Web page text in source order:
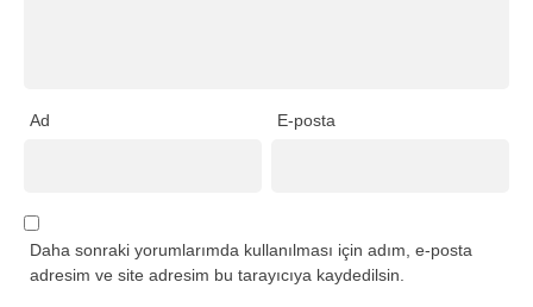
Ad E-posta
Daha sonraki yorumlarımda kullanılması için adım, e-posta
adresim ve site adresim bu tarayıcıya kaydedilsin.